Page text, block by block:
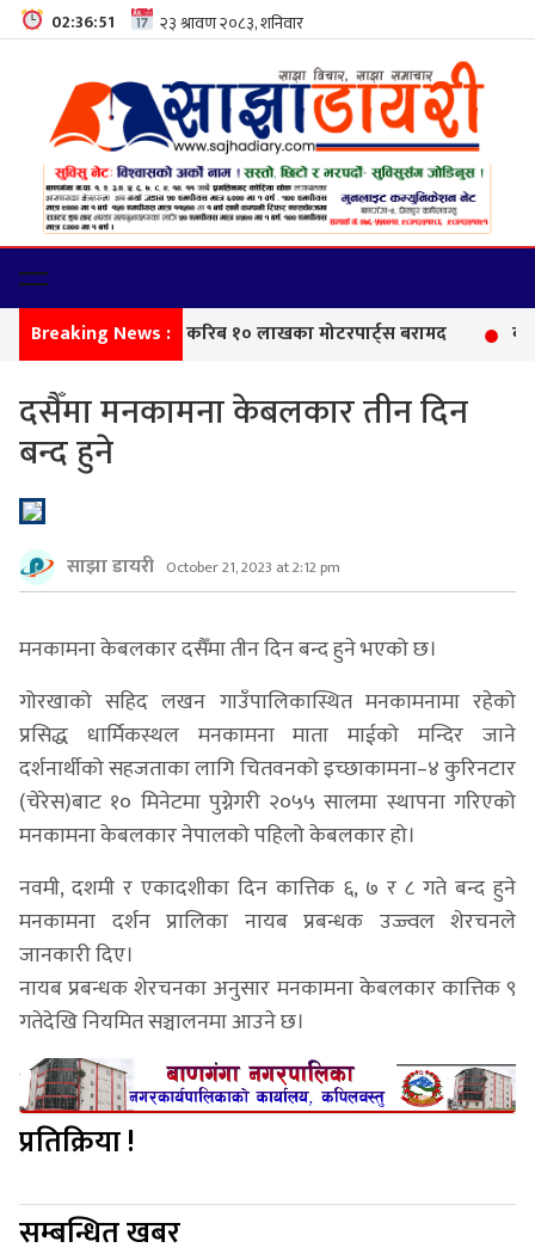
02:36:52
Breaking News :
दसैँमा मनकामना केबलकार तीन दिन
बन्द हुने
साझा डायरी October 21, 2023 at 2:12 pm
मनकामना केबलकार दसैँमा तीन दिन बन्द हुने भएको छ।
गोरखाको सहिद लखन गाउँपालिकास्थित मनकामनामा रहेको
प्रसिद्ध धार्मिकस्थल मनकामना माता माईको मन्दिर जाने
दर्शनार्थीको सहजताका लागि चितवनको इच्छाकामना–४ कुरिनटार
(चेरेस)बाट १० मिनेटमा पुग्नेगरी २०५५ सालमा स्थापना गरिएको
मनकामना केबलकार नेपालको पहिलो केबलकार हो।
नवमी, दशमी र एकादशीका दिन कात्तिक ६, ७ र ८ गते बन्द हुने
मनकामना दर्शन प्रालिका नायब प्रबन्धक उज्ज्वल शेरचनले
जानकारी दिए।
नायब प्रबन्धक शेरचनका अनुसार मनकामना केबलकार कात्तिक ९
गतेदेखि नियमित सञ्चालनमा आउने छ।
प्रतिक्रिया !
सम्बन्धित खबर